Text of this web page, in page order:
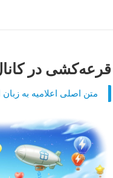
قرعه‌کشی در
متن اصلی اعلامیه به زبان